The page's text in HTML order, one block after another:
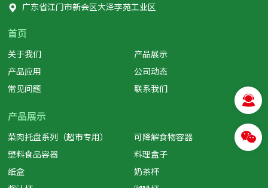
广东省江门市新会区大泽李苑工业区
首页
关于我们
产品展示
产品应用
公司动态
常见问题
联系我们
产品展示
菜肉托盘系列（超市专用）
可降解食物容器
塑料食品容器
料理盒子
纸盒
奶茶杯